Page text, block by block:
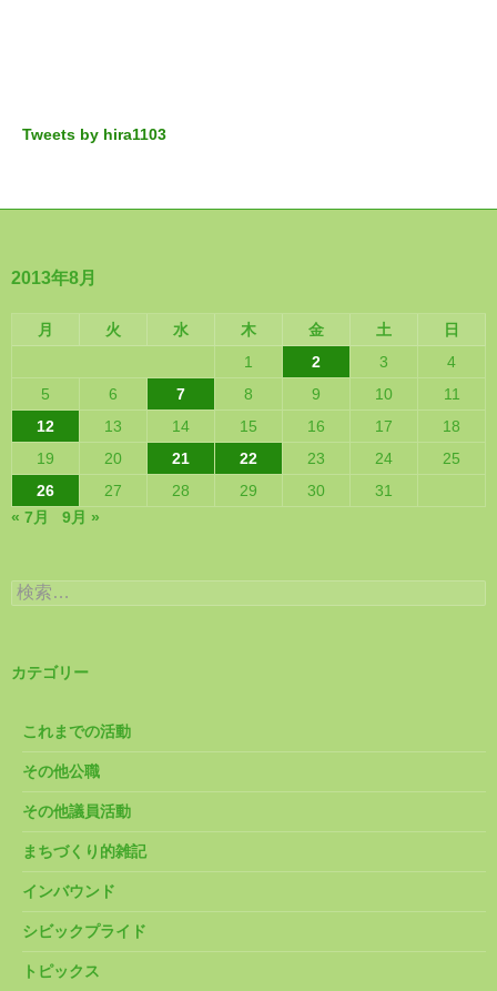
Tweets by hira1103
2013年8月
月 火 水 木 金 土
日
1
2 3
4
5
6 7 8 9 10
11
12
13 14 15 16 17
18
19
20 21 22 23 24
25
26
27 28 29 30
31
« 7月
9月 »
検
索:
カテゴリー
これまでの活動
その他公職
その他議員活動
まちづくり的雑記
インバウンド
シビックプライド
トピックス